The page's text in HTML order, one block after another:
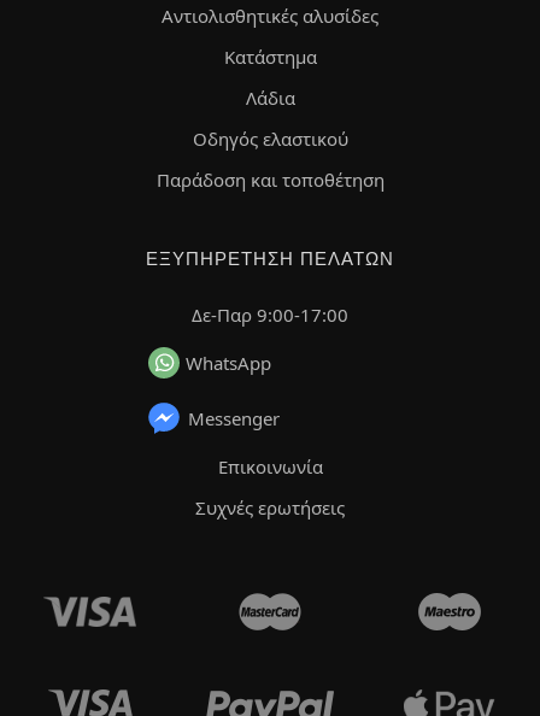
Αντιολισθητικές αλυσίδες
Κατάστημα
Λάδια
Οδηγός ελαστικού
Παράδοση και τοποθέτηση
ΕΞΥΠΗΡΈΤΗΣΗ ΠΕΛΑΤΏΝ
Δε-Παρ 9:00-17:00
WhatsApp
Messenger
Επικοινωνία
Συχνές ερωτήσεις